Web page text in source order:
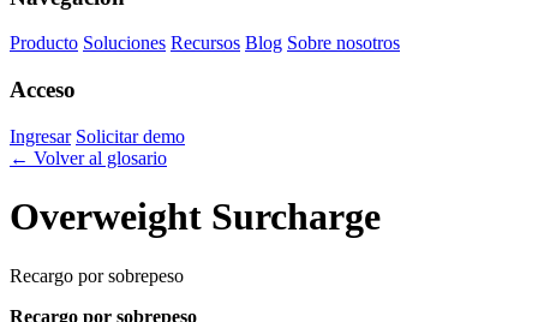
Producto Soluciones Recursos Blog Sobre nosotros
Acceso
Ingresar Solicitar demo
← Volver al glosario
Overweight Surcharge
Recargo por sobrepeso
Recargo por sobrepeso